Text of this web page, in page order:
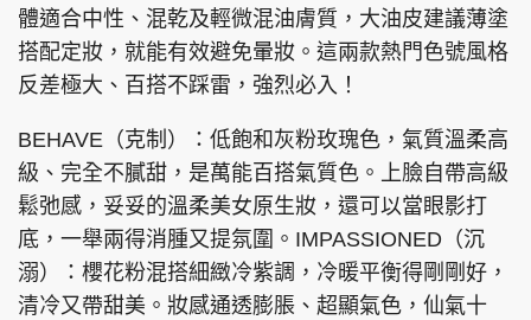
體適合中性、混乾及輕微混油膚質，大油皮建議薄塗
搭配定妝，就能有效避免暈妝。這兩款熱門色號風格
反差極大、百搭不踩雷，強烈必入！
BEHAVE（克制）：低飽和灰粉玫瑰色，氣質溫柔高
級、完全不膩甜，是萬能百搭氣質色。上臉自帶高級
鬆弛感，妥妥的溫柔美女原生妝，還可以當眼影打
底，一舉兩得消腫又提氛圍。IMPASSIONED（沉
溺）：櫻花粉混搭細緻冷紫調，冷暖平衡得剛剛好，
清冷又帶甜美。妝感通透膨脹、超顯氣色，仙氣十